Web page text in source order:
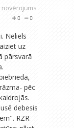
novērojums
0
0
Neliels
uz
pārsvarā
pēc
debesis
RZR